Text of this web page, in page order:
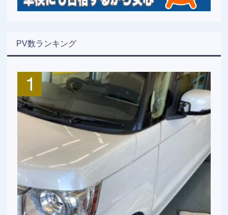
PV数ランキング